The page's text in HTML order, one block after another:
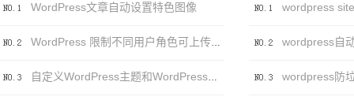
WordPress文章自动设置特色图像
WordPress 限制不同用户角色可上传的文件类型及大小
自定义WordPress主题和WordPress主题自定义之间的区别
wordpress自